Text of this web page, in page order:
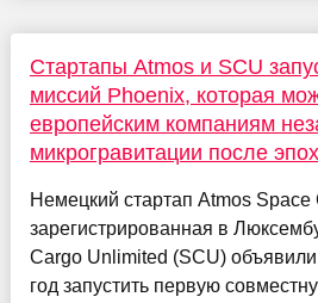
Стартапы Atmos и SCU
миссий Phoenix, которая
европейским компаниям
микрогравитации после
Немецкий стартап Atmos Space
зарегистрированная в
Cargo Unlimited (SCU)
год запустить первую